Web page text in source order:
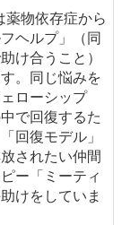
薬物依存症から
ヘルプ」（同
け合うこと）
。同じ悩みを
ローシップ
で回復するた
回復モデル」
されたい仲間
ー「ミーティ
けをしていま